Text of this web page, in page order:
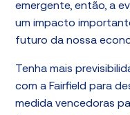
emergente, então, a
um impacto
futuro da nossa
Tenha mais
com a Fairfield para
medida vencedoras